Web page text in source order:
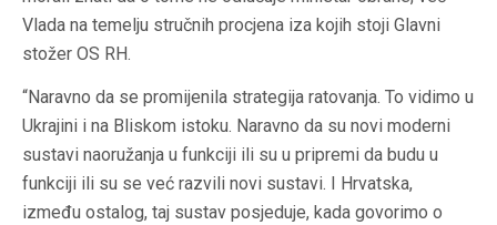
Vlada na temelju stručnih procjena iza kojih stoji Glavni
stožer OS RH.
“Naravno da se promijenila strategija ratovanja. To vidimo u
Ukrajini i na Bliskom istoku. Naravno da su novi moderni
sustavi naoružanja u funkciji ili su u pripremi da budu u
funkciji ili su se već razvili novi sustavi. I Hrvatska,
između ostalog, taj sustav posjeduje, kada govorimo o